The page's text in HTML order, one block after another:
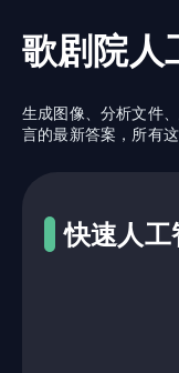
歌剧院人
生成图像、分析文件
言的最新答案，所有
快速人工